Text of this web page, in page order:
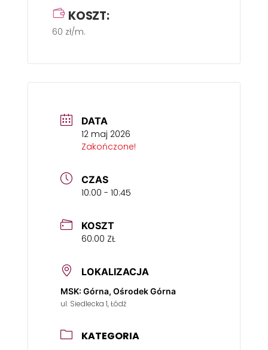
KOSZT:
60 zł/m.
DATA
12 maj 2026
Zakończone!
CZAS
10:00 - 10:45
KOSZT
60.00 ZŁ
LOKALIZACJA
MSK: Górna, Ośrodek Górna
ul. Siedlecka 1, Łódź
KATEGORIA